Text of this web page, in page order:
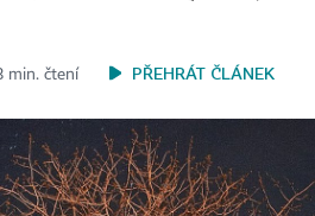
min. čtení PŘEHRÁT ČLÁNEK